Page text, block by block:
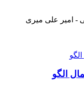
- امیر علی میری
الگو